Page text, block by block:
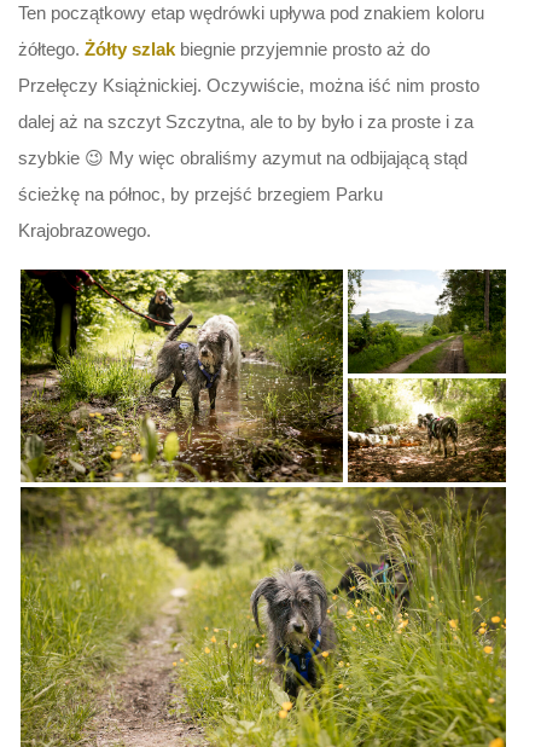
Ten początkowy etap wędrówki upływa pod znakiem koloru
żółtego. Żółty szlak biegnie przyjemnie prosto aż do
Przełęczy Książnickiej. Oczywiście, można iść nim prosto
dalej aż na szczyt Szczytna, ale to by było i za proste i za
szybkie 😉 My więc obraliśmy azymut na odbijającą stąd
ścieżkę na północ, by przejść brzegiem Parku
Krajobrazowego.